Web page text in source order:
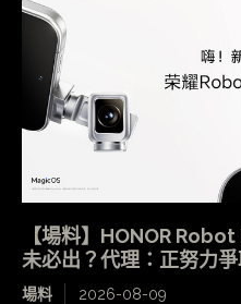
【場料】HONOR
未必出？代理：正努力
場料 2026-08-09